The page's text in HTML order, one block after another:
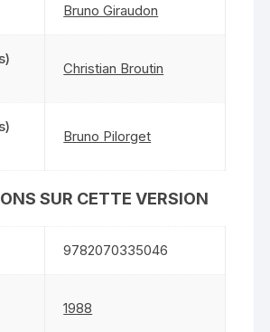
Bruno Giraudon
Christian Broutin
Bruno Pilorget
SUR CETTE VERSION
9782070335046
1988